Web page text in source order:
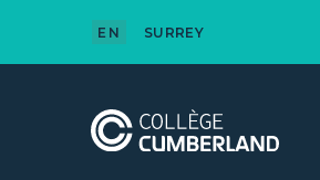
EN SURREY